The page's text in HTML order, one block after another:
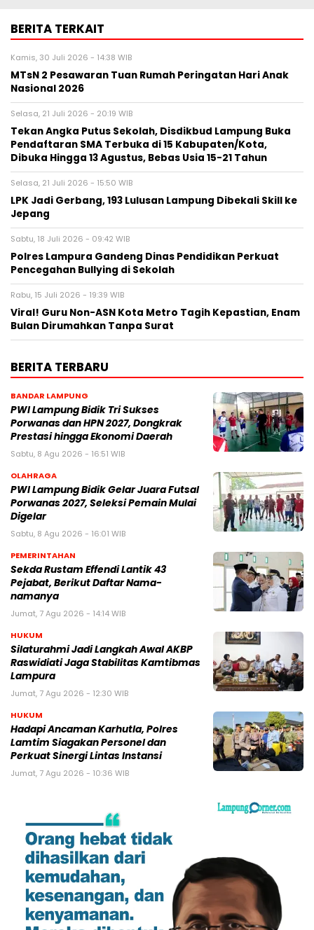
BERITA TERKAIT
Kamis, 30 Juli 2026 - 14:38 WIB
MTsN 2 Pesawaran Tuan Rumah Peringatan Hari Anak
Nasional 2026
Selasa, 21 Juli 2026 - 20:19 WIB
Tekan Angka Putus Sekolah, Disdikbud Lampung Buka
Pendaftaran SMA Terbuka di 15 Kabupaten/Kota,
Dibuka Hingga 13 Agustus, Bebas Usia 15-21 Tahun
Selasa, 21 Juli 2026 - 15:50 WIB
LPK Jadi Gerbang, 193 Lulusan Lampung Dibekali Skill ke
Jepang
Sabtu, 18 Juli 2026 - 09:42 WIB
Polres Lampura Gandeng Dinas Pendidikan Perkuat
Pencegahan Bullying di Sekolah
Rabu, 15 Juli 2026 - 19:39 WIB
Viral! Guru Non-ASN Kota Metro Tagih Kepastian, Enam
Bulan Dirumahkan Tanpa Surat
BERITA TERBARU
BANDAR LAMPUNG
PWI Lampung Bidik Tri Sukses
Porwanas dan HPN 2027, Dongkrak
Prestasi hingga Ekonomi Daerah
Sabtu, 8 Agu 2026 - 16:51 WIB
OLAHRAGA
PWI Lampung Bidik Gelar Juara Futsal
Porwanas 2027, Seleksi Pemain Mulai
Digelar
Sabtu, 8 Agu 2026 - 16:01 WIB
PEMERINTAHAN
Sekda Rustam Effendi Lantik 43
Pejabat, Berikut Daftar Nama-
namanya
Jumat, 7 Agu 2026 - 14:14 WIB
HUKUM
Silaturahmi Jadi Langkah Awal AKBP
Raswidiati Jaga Stabilitas Kamtibmas
Lampura
Jumat, 7 Agu 2026 - 12:30 WIB
HUKUM
Hadapi Ancaman Karhutla, Polres
Lamtim Siagakan Personel dan
Perkuat Sinergi Lintas Instansi
Jumat, 7 Agu 2026 - 10:36 WIB